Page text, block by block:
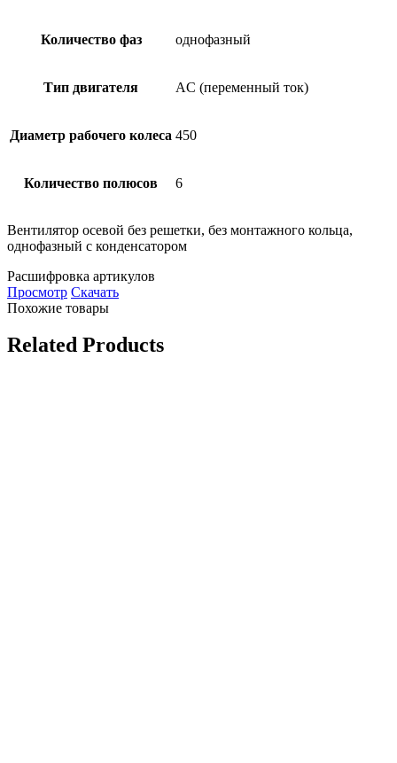
Количество фаз однофазный
Тип двигателя AC (переменный ток)
Диаметр рабочего колеса 450
Количество полюсов 6
Вентилятор осевой без решетки, без монтажного кольца,
однофазный с конденсатором
Расшифровка артикулов
Просмотр Скачать
Похожие товары
Related Products